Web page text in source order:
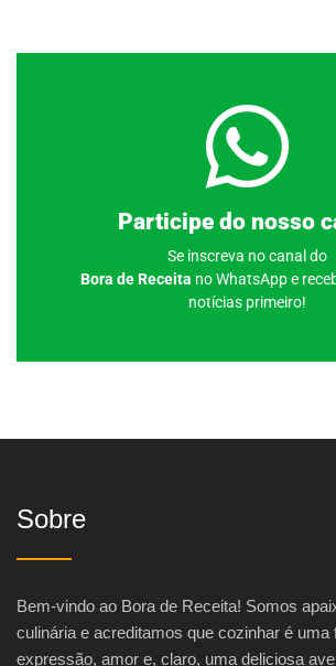
Participe do nosso
Se inscreva no canal do
Bora de Receita no WhatsApp e
notícias primeiro!
Clique aqui
Sobre
Bem-vindo ao Bora de Receita! Somos
culinária e acreditamos que cozinhar é uma
expressão, amor e, claro, uma deliciosa